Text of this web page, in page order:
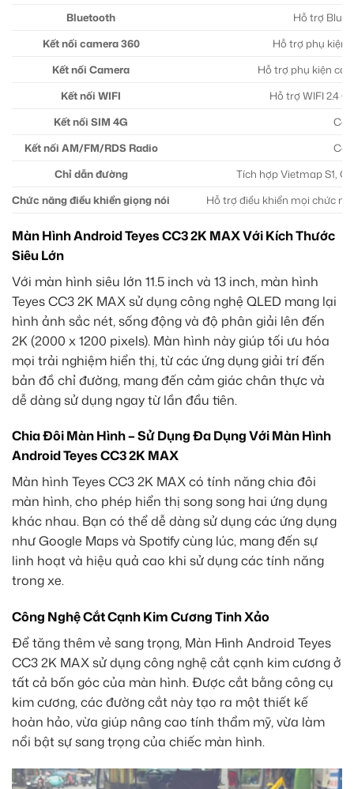
Bluetooth
Hỗ trợ
Kết nối camera 360
Hỗ trợ phụ kiện
Kết nối Camera
Hỗ trợ phụ kiện
Kết nối WIFI
Hỗ trợ WIFI 2.4
Kết nối SIM 4G
Có
Kết nối AM/FM/RDS Radio
Có
Chỉ dẫn đường
Tích hợp Vietmap S1,
Chức năng điều khiển giọng nói
Hỗ trợ điều khiển mọi chức
Màn Hình Android Teyes CC3 2K MAX Với Kích Thước
Siêu Lớn
Với màn hình siêu lớn 11.5 inch và 13 inch, màn hình
Teyes CC3 2K MAX sử dụng công nghệ QLED mang lại
hình ảnh sắc nét, sống động và độ phân giải lên đến
2K (2000 x 1200 pixels). Màn hình này giúp tối ưu hóa
mọi trải nghiệm hiển thị, từ các ứng dụng giải trí đến
bản đồ chỉ đường, mang đến cảm giác chân thực và
dễ dàng sử dụng ngay từ lần đầu tiên.
Chia Đôi Màn Hình – Sử Dụng Đa Dụng Với Màn Hình
Android Teyes CC3 2K MAX
Màn hình Teyes CC3 2K MAX có tính năng chia đôi
màn hình, cho phép hiển thị song song hai ứng dụng
khác nhau. Bạn có thể dễ dàng sử dụng các ứng dụng
như Google Maps và Spotify cùng lúc, mang đến sự
linh hoạt và hiệu quả cao khi sử dụng các tính năng
trong xe.
Công Nghệ Cắt Cạnh Kim Cương Tinh Xảo
Để tăng thêm vẻ sang trọng, Màn Hình Android Teyes
CC3 2K MAX sử dụng công nghệ cắt cạnh kim cương ở
tất cả bốn góc của màn hình. Được cắt bằng công cụ
kim cương, các đường cắt này tạo ra một thiết kế
hoàn hảo, vừa giúp nâng cao tính thẩm mỹ, vừa làm
nổi bật sự sang trọng của chiếc màn hình.